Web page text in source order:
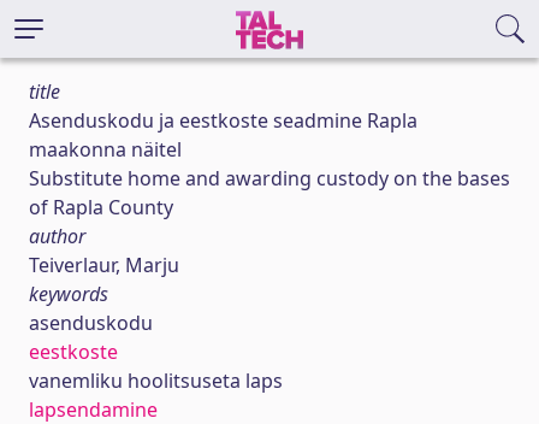
title
Asenduskodu ja eestkoste seadmine Rapla
maakonna näitel
Substitute home and awarding custody on the bases
of Rapla County
author
Teiverlaur, Marju
keywords
asenduskodu
eestkoste
vanemliku hoolitsuseta laps
lapsendamine